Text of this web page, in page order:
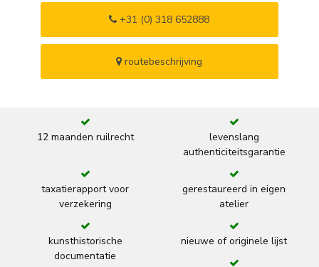
+31 (0) 318 652888
routebeschrijving
12 maanden ruilrecht
levenslang
authenticiteitsgarantie
taxatierapport voor
verzekering
gerestaureerd in eigen
atelier
kunsthistorische
documentatie
nieuwe of originele lijst